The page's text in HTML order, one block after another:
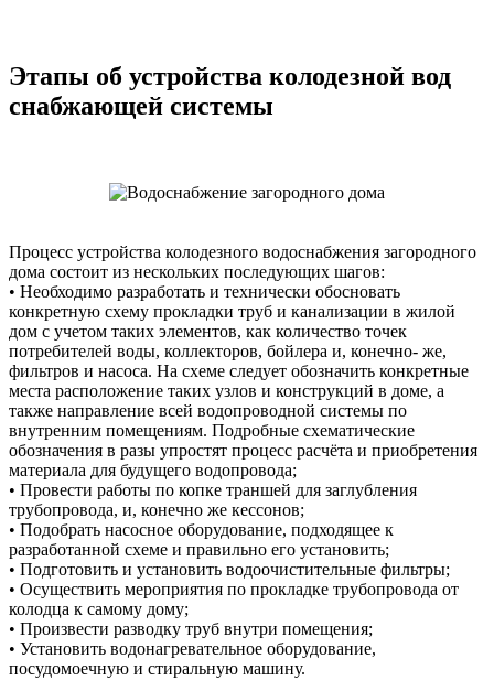
Этапы об устройства колодезной вод
снабжающей системы
Процесс устройства колодезного водоснабжения загородного
дома состоит из нескольких последующих шагов:
• Необходимо разработать и технически обосновать
конкретную схему прокладки труб и канализации в жилой
дом с учетом таких элементов, как количество точек
потребителей воды, коллекторов, бойлера и, конечно- же,
фильтров и насоса. На схеме следует обозначить конкретные
места расположение таких узлов и конструкций в доме, а
также направление всей водопроводной системы по
внутренним помещениям. Подробные схематические
обозначения в разы упростят процесс расчёта и приобретения
материала для будущего водопровода;
• Провести работы по копке траншей для заглубления
трубопровода, и, конечно же кессонов;
• Подобрать насосное оборудование, подходящее к
разработанной схеме и правильно его установить;
• Подготовить и установить водоочистительные фильтры;
• Осуществить мероприятия по прокладке трубопровода от
колодца к самому дому;
• Произвести разводку труб внутри помещения;
• Установить водонагревательное оборудование,
посудомоечную и стиральную машину.